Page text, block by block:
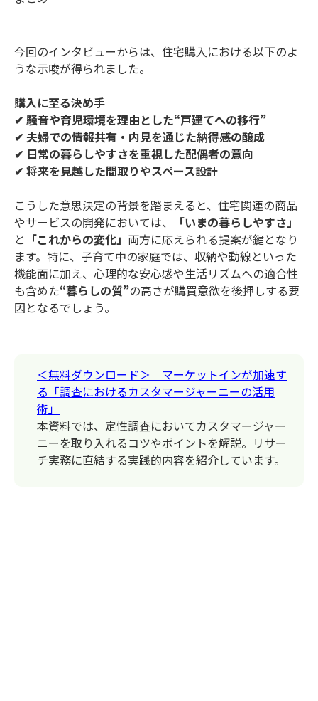
今回のインタビューからは、住宅購入における以下のよ
うな示唆が得られました。
購入に至る決め手
✔ 騒音や育児環境を理由とした“戸建てへの移行”
✔ 夫婦での情報共有・内見を通じた納得感の醸成
✔ 日常の暮らしやすさを重視した配偶者の意向
✔ 将来を見越した間取りやスペース設計
こうした意思決定の背景を踏まえると、住宅関連の商品
やサービスの開発においては、
「いまの暮らしやすさ」
と 「これからの変化」 両方に応えられる提案が鍵となり
ます。特に、子育て中の家庭では、収納や動線といった
機能面に加え、心理的な安心感や生活リズムへの適合性
も含めた“暮らしの質”の高さが購買意欲を後押しする要
因となるでしょう。
＜無料ダウンロード＞ マーケットインが加速す
る「調査におけるカスタマージャーニーの活用
術」
本資料では、定性調査においてカスタマージャー
ニーを取り入れるコツやポイントを解説。リサー
チ実務に直結する実践的内容を紹介しています。